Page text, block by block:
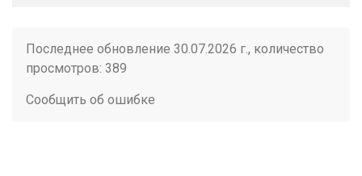
Последнее обновление 30.07.2026 г., количество
просмотров: 389
Сообщить об ошибке